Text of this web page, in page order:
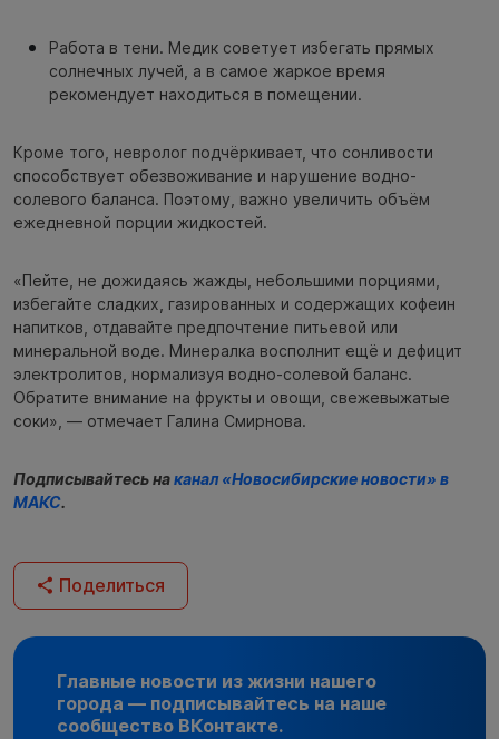
Работа в тени. Медик советует избегать прямых
солнечных лучей, а в самое жаркое время
рекомендует находиться в помещении.
Кроме того, невролог подчёркивает, что сонливости
способствует обезвоживание и нарушение водно-
солевого баланса. Поэтому, важно увеличить объём
ежедневной порции жидкостей.
«Пейте, не дожидаясь жажды, небольшими порциями,
избегайте сладких, газированных и содержащих кофеин
напитков, отдавайте предпочтение питьевой или
минеральной воде. Минералка восполнит ещё и дефицит
электролитов, нормализуя водно-солевой баланс.
Обратите внимание на фрукты и овощи, свежевыжатые
соки», — отмечает Галина Смирнова.
Подписывайтесь наканал «Новосибирские новости» в
МАКС.
Поделиться
Главные новости из жизни нашего
города — подписывайтесь на наше
сообщество ВКонтакте.